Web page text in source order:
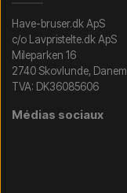
Have-bruser.dk ApS
c/o Lavpristelte.dk ApS
Mileparken 16
2740 Skovlunde,
TVA: DK36085606
Médias sociaux